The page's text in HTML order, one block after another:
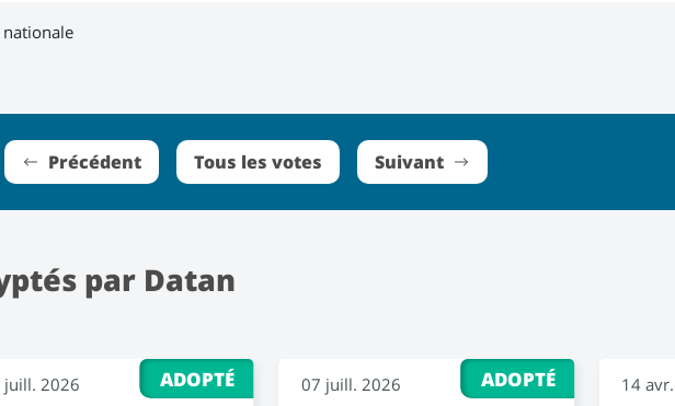
Précédent Tous les votes Suivant
par Datan
ADOPTÉ
juill. 2026 ADOPTÉ
07 juill. 2026 14